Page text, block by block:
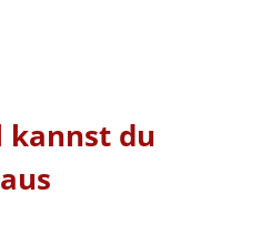
kannst du